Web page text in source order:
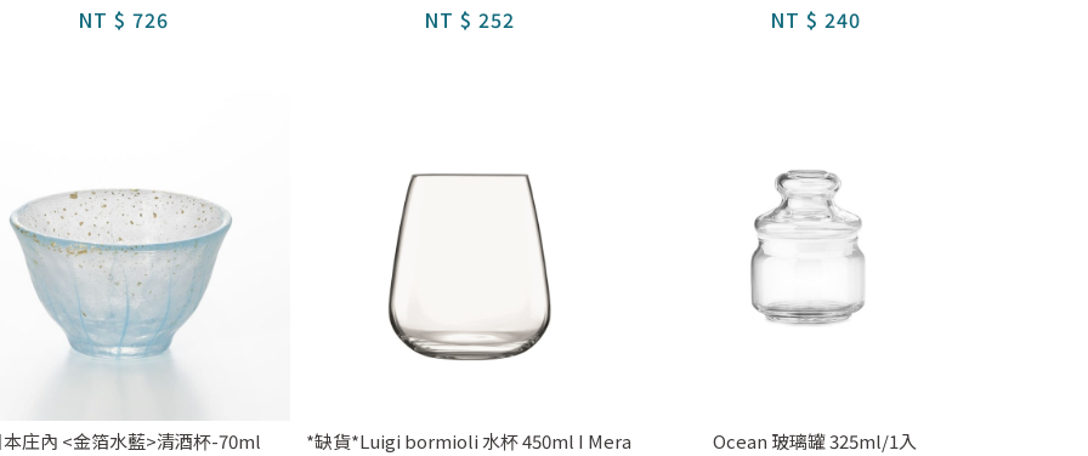
NT $ 726
NT $ 252
NT $ 240
庄內 <金箔水藍>清酒杯-70ml
*缺貨*Luigi bormioli 水杯 450ml I Mera
Ocean 玻璃罐 325ml/1入